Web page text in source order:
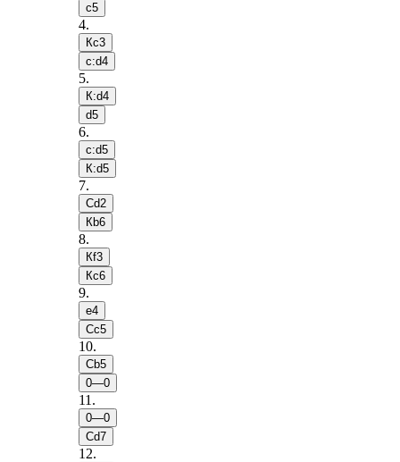
c5
4.
Кc3
c:d4
5.
К:d4
d5
6.
c:d5
К:d5
7.
Сd2
Кb6
8.
Кf3
Кc6
9.
e4
Сc5
10.
Сb5
0—0
11 .
0—0
Сd7
12.